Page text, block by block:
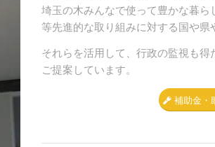
埼玉の木みんなで使って豊かな暮
等先進的な取り組みに対する国や県
それらを活用して、行政の監視も
ご提案しています。
補助金・